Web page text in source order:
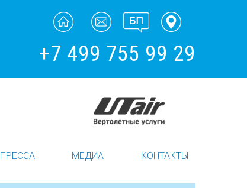
+7 499 755 99 29
ПРЕССА МЕДИА КОНТАКТЫ